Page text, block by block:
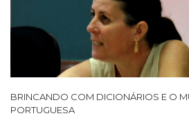
BRINCANDO COM DICIONÁRIOS E O
PORTUGUESA